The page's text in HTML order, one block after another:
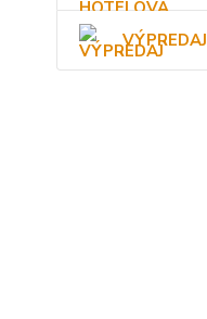
VÝPREDAJ